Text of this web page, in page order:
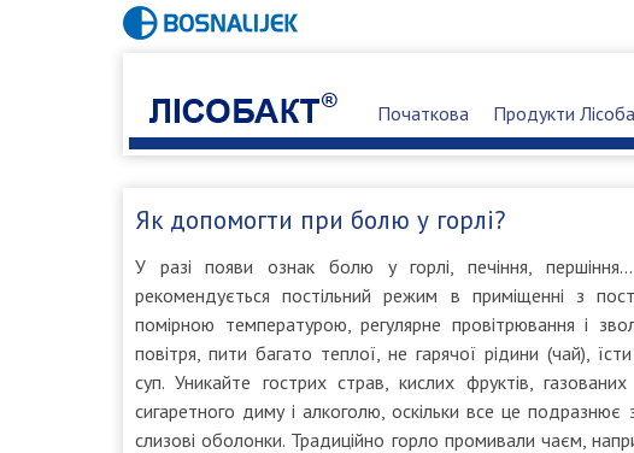
Початкова Продукти
Як допомогти при болю у горлі?
У разі появи ознак болю у горлі, печіння,
рекомендується постільний режим в приміщенні з
помірною температурою, регулярне провітрювання і
повітря, пити багато теплої, не гарячої рідини (чай),
суп. Уникайте гострих страв, кислих фруктів, газованих
сигаретного диму і алкоголю, оскільки все це подразнює
слизові оболонки. Традиційно горло промивали чаєм,